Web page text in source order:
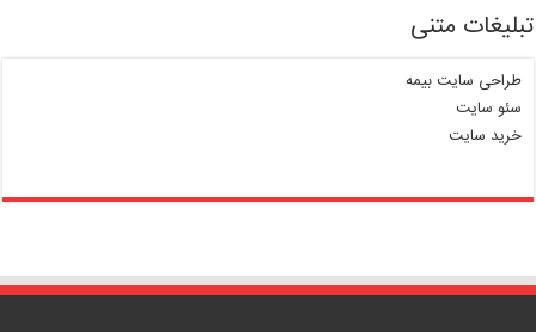
تبلیغات متنی
طراحی سایت بیمه
سئو سایت
خرید سایت